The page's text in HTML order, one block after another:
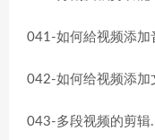
041-如何給视频添加
042-如何给视频添加
043-多段视频的剪辑